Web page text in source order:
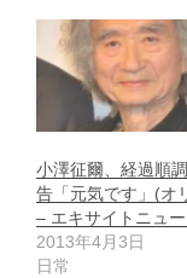
小澤征爾、経過順
告「元気です」(オ
– エキサイトニュー
2013年4月3日
日常